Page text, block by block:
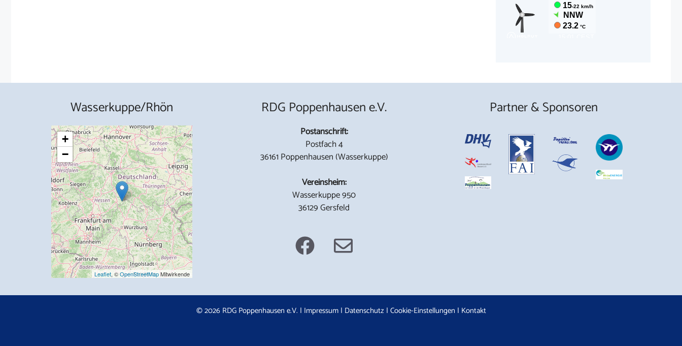
Wasserkuppe/Rhön
+
−
Leaflet, ©OpenStreetMapMitwirkende
RDG Poppenhausen e.V.
Postanschrift:
Postfach 4
36161 Poppenhausen (Wasserkuppe)
Vereinsheim:
Wasserkuppe 950
36129 Gersfeld
Partner & Sponsoren
© 2026 RDG Poppenhausen e.V. | Impressum| Datenschutz | Cookie-Einstellungen | Kontakt